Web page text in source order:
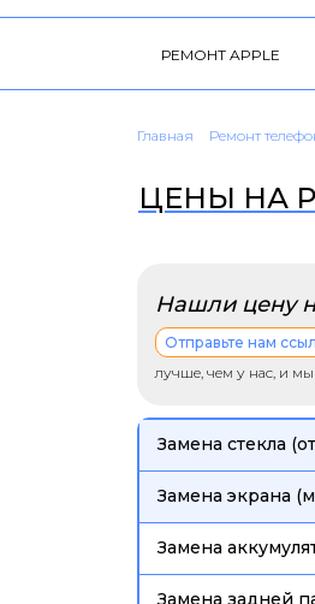
РЕМОНТ APPLE
Главная Ремонт
ЦЕНЫ НА
Нашли цену
Отправьте нам
лучше, чем у нас, и
Замена стекла
Замена экрана
Замена
Замена задней